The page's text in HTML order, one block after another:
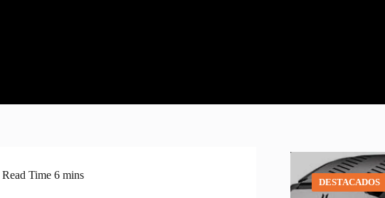
Read Time 6 mins
DESTACADOS